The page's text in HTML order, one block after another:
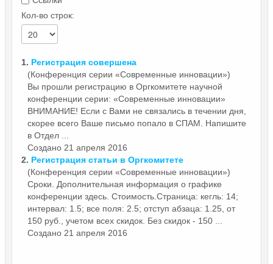
Кол-во строк:
1. Регистрация совершена
(Конференция серии «Современные инновации»)
Вы прошли регистрацию в Оргкомитете научной
конференции серии: «Современные инновации»
ВНИМАНИЕ! Если с Вами не связались в течении дня,
скорее всего Ваше письмо попало в СПАМ. Напишите
в Отдел ...
Создано 21 апреля 2016
2. Регистрация статьи в Оргкомитете
(Конференция серии «Современные инновации»)
Сроки. Дополнительная информация о графике
конференции здесь. Стоимость.Страница: кегль: 14;
интервал: 1.5; все поля: 2.5; отступ абзаца: 1.25, от
150 руб., учетом всех скидок. Без скидок - 150 ...
Создано 21 апреля 2016